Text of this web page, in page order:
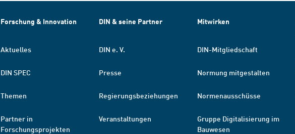
Forschung & Innovation
Aktuelles
DIN SPEC
Themen
Partner in
Forschungsprojekten
DIN & seine Partner
DIN e. V.
Presse
Regierungsbeziehungen
Veranstaltungen
Mitwirken
DIN-Mitgliedschaft
Normung mitgestalten
Normenausschüsse
Gruppe Digitalisierung im
Bauwesen